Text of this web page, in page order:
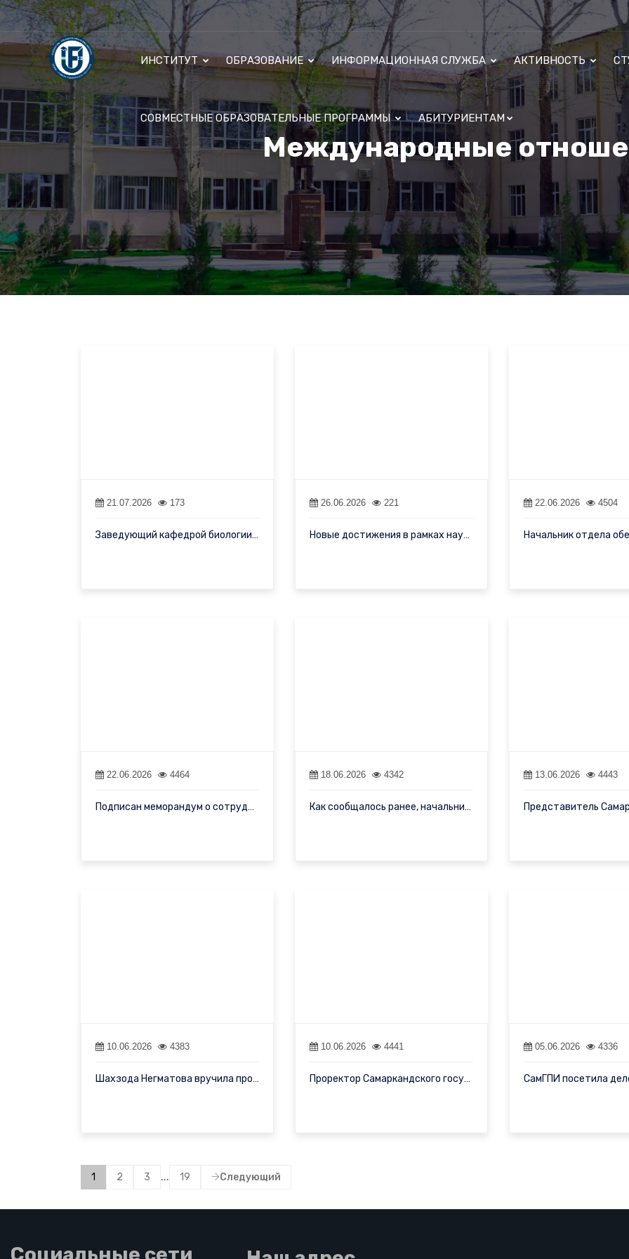
ИНСТИТУТ ОБРАЗОВАНИЕ ИНФОРМАЦИОННАЯ СЛУЖБА АКТИВНОСТЬ
СОВМЕСТНЫЕ ОБРАЗОВАТЕЛЬНЫЕ ПРОГРАММЫ АБИТУРИЕНТАМ
Международные
21.07.2026 173
Заведующий кафедрой биологии Самаркандского государственного пед…
26.06.2026 221
Новые достижения в рамках научного сотрудничества
22.06.2026 4504
22.06.2026 4464
Подписан меморандум о сотрудничестве с Шэньянским педагогическим…
18.06.2026 4342
Как сообщалось ранее, начальник отдела международного сотрудниче…
13.06.2026 4443
10.06.2026 4383
Шахзода Негматова вручила профессору Азизуддину Хану из Бомбейск…
10.06.2026 4441
Проректор Самаркандского государственного педагогического инстит…
05.06.2026 4336
1 2 3 ... 19 Следующий
Социальные сети